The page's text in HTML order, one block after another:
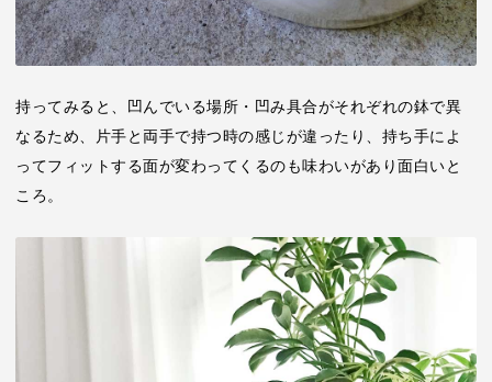
持ってみると、凹んでいる場所・凹み具合がそれぞれの鉢で異
なるため、片手と両手で持つ時の感じが違ったり、持ち手によ
ってフィットする面が変わってくるのも味わいがあり面白いと
ころ。